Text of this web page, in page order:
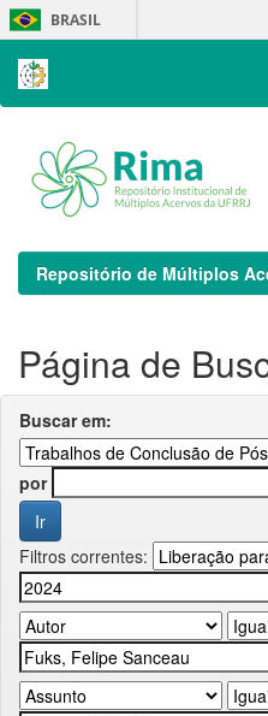
Skip
navigation
BRASIL
Repositório de Múltiplos
Página de
Buscar em:
por
Filtros correntes: